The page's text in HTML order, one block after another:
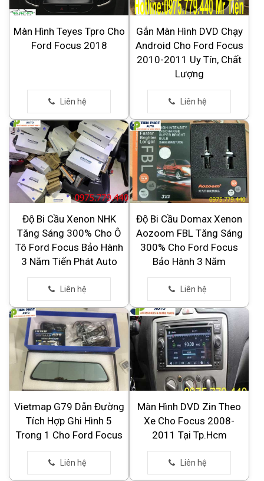
Màn Hình Teyes Tpro Cho
Ford Focus 2018
Gắn Màn Hình DVD Chạy
Android Cho Ford Focus
2010-2011 Uy Tín, Chất
Lượng
Độ Bi Cầu Xenon NHK
Tăng Sáng 300% Cho Ô
Tô Ford Focus Bảo Hành
3 Năm Tiến Phát Auto
Độ Bi Cầu Domax Xenon
Aozoom FBL Tăng Sáng
300% Cho Ford Focus
Bảo Hành 3 Năm
Vietmap G79 Dẫn Đường
Tích Hợp Ghi Hình 5
Trong 1 Cho Ford Focus
Màn Hình DVD Zin Theo
Xe Cho Focus 2008-
2011 Tại Tp.Hcm